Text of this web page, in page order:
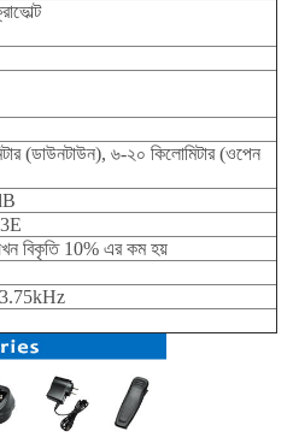
(ডাউনটাউন), ৬-২০ কিলোমিটার (ওপেন
বিকৃতি 10% এর কম হয়